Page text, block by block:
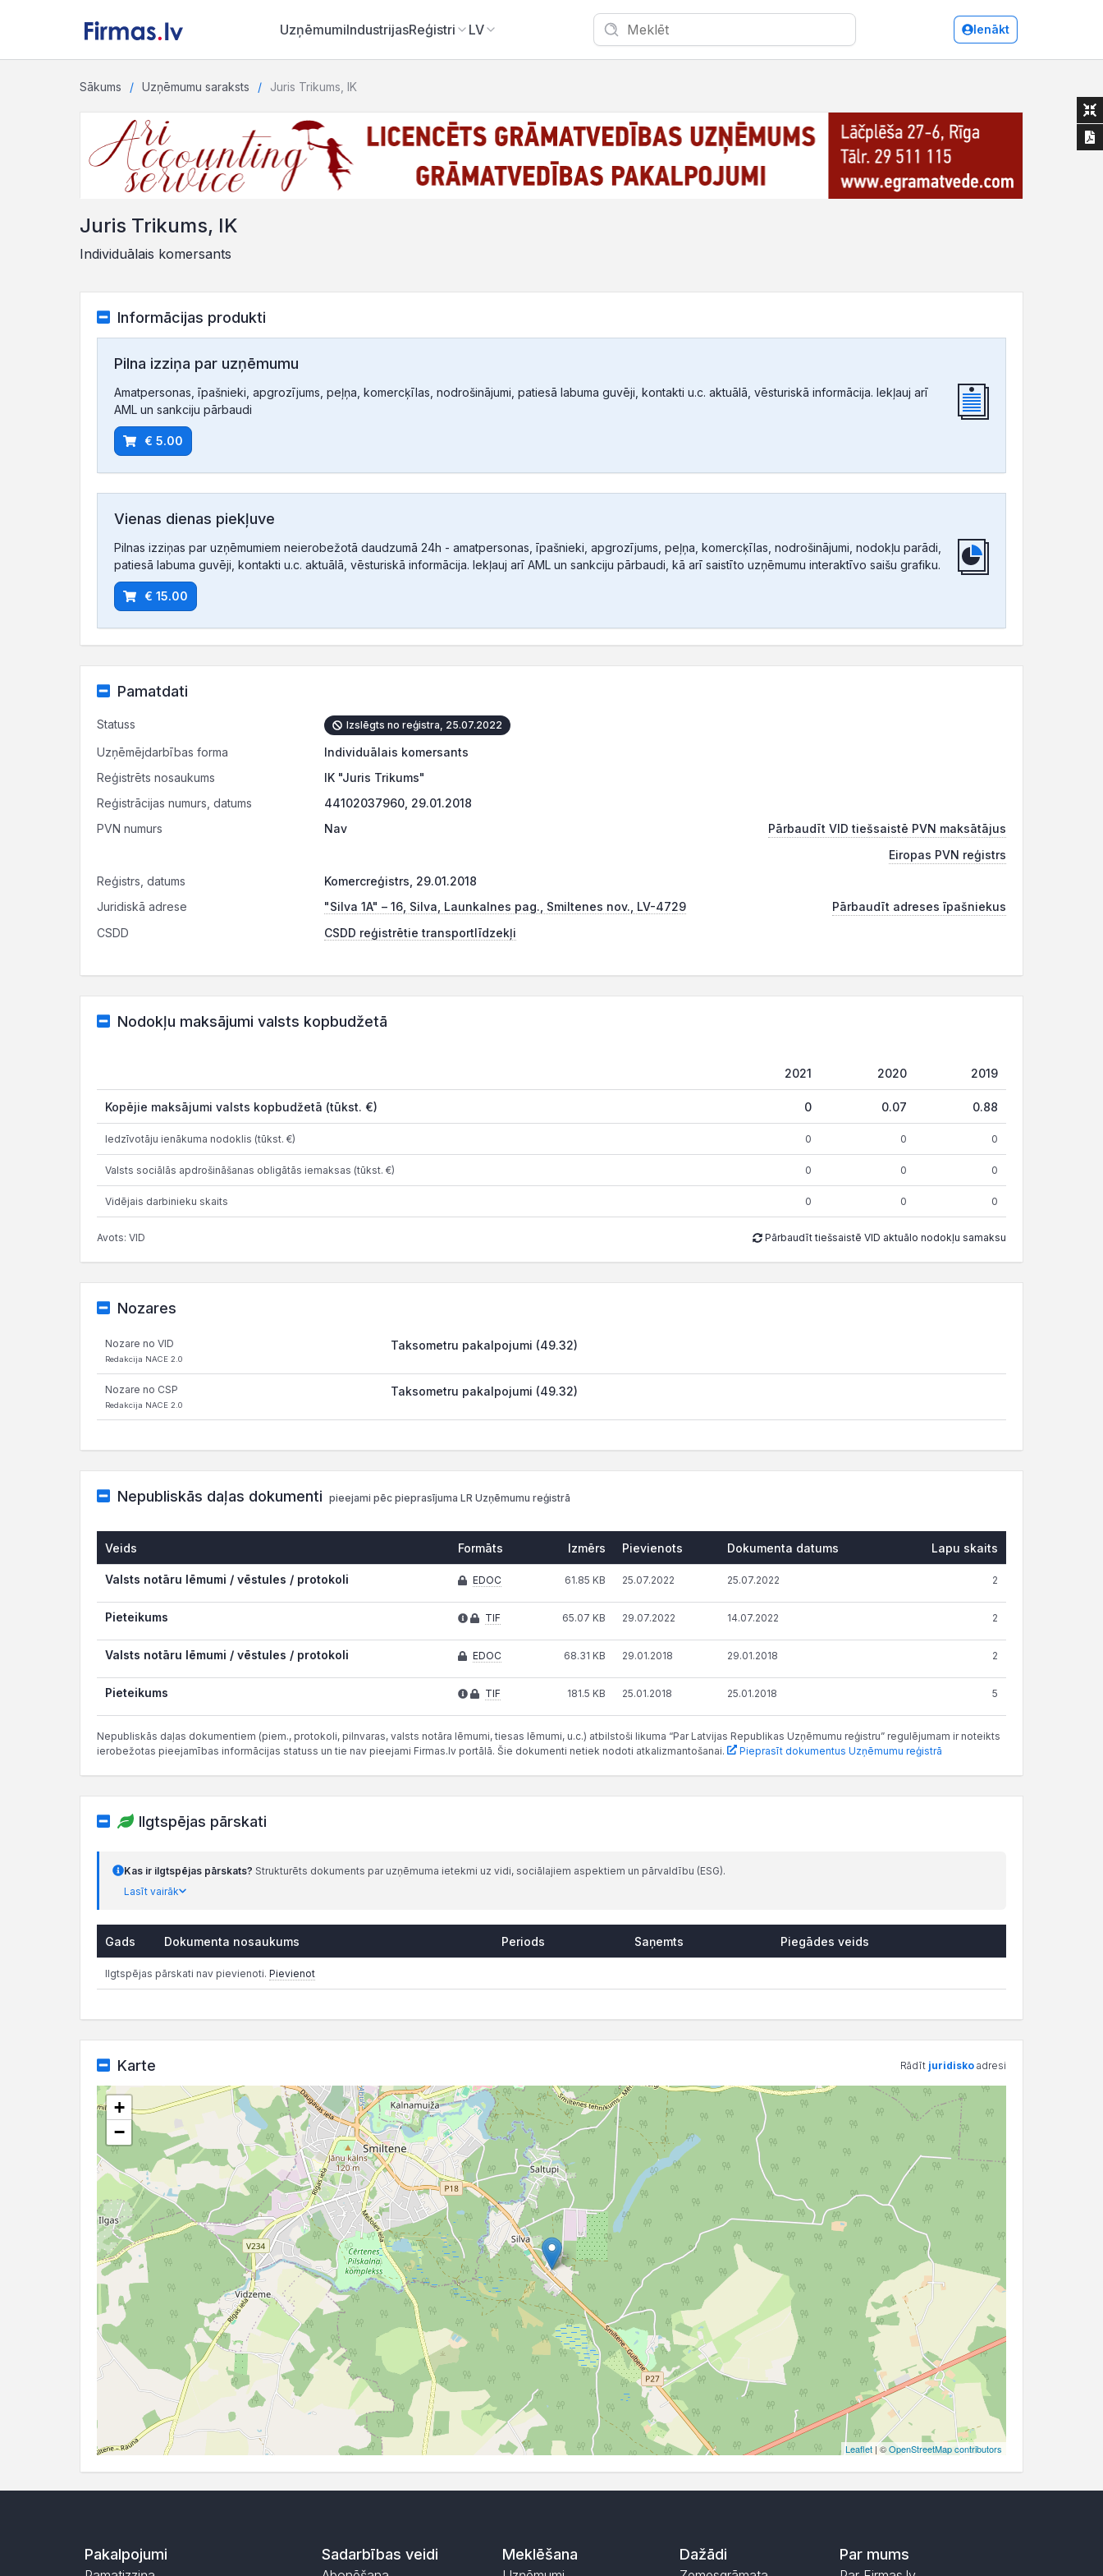
UzņēmumiIndustrijasReģistri LV Ienākt
Sākums Uzņēmumu saraksts Juris Trikums, IK
Juris Trikums, IK
Individuālais komersants
Informācijas produkti
Pilna izziņa par uzņēmumu
Amatpersonas, īpašnieki, apgrozījums, peļņa, komercķīlas, nodrošinājumi, patiesā labuma guvēji, kontakti u.c. aktuālā, vēsturiskā informācija. Iekļauj arī
AML un sankciju pārbaudi
€ 5.00
Vienas dienas piekļuve
Pilnas izziņas par uzņēmumiem neierobežotā daudzumā 24h - amatpersonas, īpašnieki, apgrozījums, peļņa, komercķīlas, nodrošinājumi, nodokļu parādi,
patiesā labuma guvēji, kontakti u.c. aktuālā, vēsturiskā informācija. Iekļauj arī AML un sankciju pārbaudi, kā arī saistīto uzņēmumu interaktīvo saišu grafiku.
€ 15.00
Pamatdati
Statuss Izslēgts no reģistra, 25.07.2022
Uzņēmējdarbības forma
Individuālais komersants
Reģistrēts nosaukums
IK "Juris Trikums"
Reģistrācijas numurs, datums
44102037960, 29.01.2018
PVN numurs
Nav
Pārbaudīt VID tiešsaistē PVN maksātājus
Eiropas PVN reģistrs
Reģistrs, datums
Komercreģistrs, 29.01.2018
Juridiskā adrese
"Silva 1A" – 16, Silva, Launkalnes pag., Smiltenes nov., LV-4729
Pārbaudīt adreses īpašniekus
CSDD
CSDD reģistrētie transportlīdzekļi
Nodokļu maksājumi valsts kopbudžetā
2021 2020 2019
Kopējie maksājumi valsts kopbudžetā (tūkst. €) 0 0.07 0.88
Iedzīvotāju ienākuma nodoklis (tūkst. €) 0 0 0
Valsts sociālās apdrošināšanas obligātās iemaksas (tūkst. €) 0 0 0
Vidējais darbinieku skaits 0 0 0
Avots: VID Pārbaudīt tiešsaistē VID aktuālo nodokļu samaksu
Nozares
Nozare no VID
Redakcija NACE 2.0
Taksometru pakalpojumi (49.32)
Nozare no CSP
Redakcija NACE 2.0
Taksometru pakalpojumi (49.32)
Nepubliskās daļas dokumenti pieejami pēc pieprasījuma LR Uzņēmumu reģistrā
Veids Formāts Izmērs Pievienots Dokumenta datums Lapu skaits
Valsts notāru lēmumi / vēstules / protokoli EDOC 61.85 KB 25.07.2022 25.07.2022 2
Pieteikums TIF 65.07 KB 29.07.2022 14.07.2022 2
Valsts notāru lēmumi / vēstules / protokoli EDOC 68.31 KB 29.01.2018 29.01.2018 2
Pieteikums TIF 181.5 KB 25.01.2018 25.01.2018 5
Nepubliskās daļas dokumentiem (piem., protokoli, pilnvaras, valsts notāra lēmumi, tiesas lēmumi, u.c.) atbilstoši likuma “Par Latvijas Republikas Uzņēmumu reģistru” regulējumam ir noteikts
ierobežotas pieejamības informācijas statuss un tie nav pieejami Firmas.lv portālā. Šie dokumenti netiek nodoti atkalizmantošanai.
Pieprasīt dokumentus Uzņēmumu reģistrā
Ilgtspējas pārskati
Kas ir ilgtspējas pārskats? Strukturēts dokuments par uzņēmuma ietekmi uz vidi, sociālajiem aspektiem un pārvaldību (ESG).
Lasīt vairāk
Gads Dokumenta nosaukums Periods Saņemts Piegādes veids
Ilgtspējas pārskati nav pievienoti. Pievienot
Karte Rādīt juridisko adresi
+
−
Leaflet | ©OpenStreetMap contributors
Pakalpojumi Sadarbības veidi Meklēšana Dažādi Par mums